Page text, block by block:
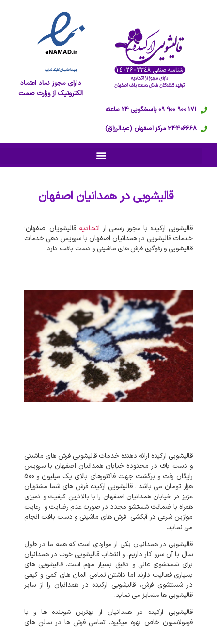
دارای مجوز نماد اعتماد
الکترونیک از وزارت صمت
171 900 900 09 پاسخگویی 24 ساعته
34406668 مرکز اصفهان (عبدالرزاق)
قالیشویی درهمدانیان اصفهان
قالیشویی ارکیده با مجوز رسمی از اتحادیه قالیشویان اصفهان؛
خدمات قالیشویی در همدانیان اصفهان با سرویس دهی خدمات
قالیشویی و رفوگری فرش های ماشینی و دست بافت دارد.
قالیشویی ارکیده ارائه دهنده خدمات قالیشویی فرش های ماشینی
و دست باف در محدوده خیابان همدانیان اصفهان با سرویس
رایگان رفت و برگشت جهت فاکتورهای بالای
یک میلیون و 500
هزار تومان می باشد.قالیشویی ارکیده فرش های شما مشتریان
عزیز در خیابان همدانیان اصفهان را با بالاترین کیفیت و تمیزی
همراه با ضمانت شستشو مجدد در صورت عدم رضایت و رعایت
موازین شرعی در آبکشی فرش های ماشینی و دست بافت انجام
می نماید.
قالیشویی در همدانیان یکی از مواردی است که همه ما در طول
سال با آن سرو کار داریم. و انتخاب قالیشویی خوب در همدانیان
برای شستشوی عالی و دقیق بسیار مهم است.قالیشویی های
بسیاری فعالیت دارند اما داشتن تمامی المان های کمی و کیفی
در شستشوی فرش، قالیشویی ارکیده در همدانیان را از سایر
قالیشویی ها متمایز می نماید.
قالیشویی
ارکیده در همدانیان از بهترین شوینده ها و با
فرمولاسیون خاص بهره میگیرد. تمامی فرش ها در سالن های